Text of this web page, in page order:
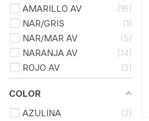
AMARILLO AV
16
NAR/GRIS
1
NAR/MAR AV
5
NARANJA AV
14
ROJO AV
2
COLOR
AZULINA
2